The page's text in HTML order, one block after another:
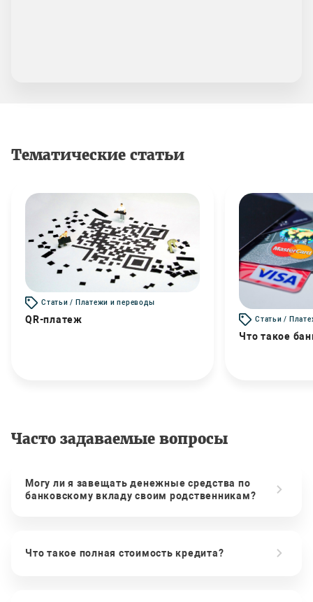
Тематические статьи
Статьи / Платежи и переводы
QR-платеж Статьи /
Что такое
Часто задаваемые вопросы
Могу ли я завещать денежные средства по
банковскому вкладу своим родственникам?
Что такое полная стоимость кредита?